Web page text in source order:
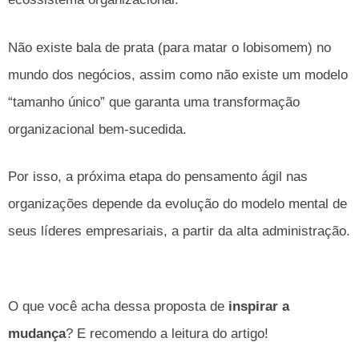
Não existe bala de prata (para matar o lobisomem) no
mundo dos negócios, assim como não existe um modelo
“tamanho único” que garanta uma transformação
organizacional bem-sucedida.
Por isso, a próxima etapa do pensamento ágil nas
organizações depende da evolução do modelo mental de
seus líderes empresariais, a partir da alta administração.
O que você acha dessa proposta de inspirar a
mudança? E recomendo a leitura do artigo!